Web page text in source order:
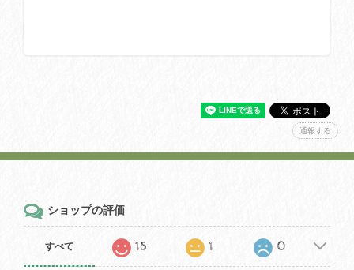
通報する
ショップの評価
すべて 15 1 0